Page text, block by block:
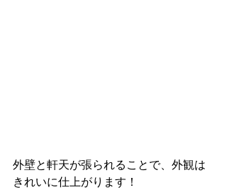
外壁と軒天が張られることで、外観は
きれいに仕上がります！